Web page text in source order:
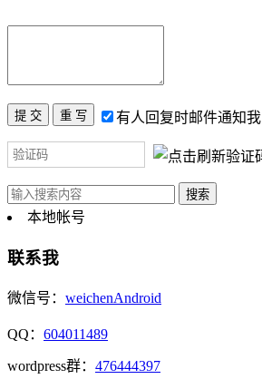
有人回复时邮件通知我
本地帐号
联系我
微信号： weichenAndroid
QQ： 604011489
wordpress群： 476444397